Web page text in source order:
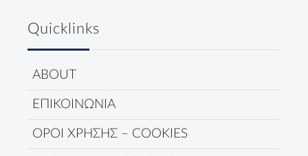
Quicklinks
ABOUT
ΕΠΙΚΟΙΝΩΝΙΑ
ΟΡΟΙ ΧΡΗΣΗΣ – COOKIES